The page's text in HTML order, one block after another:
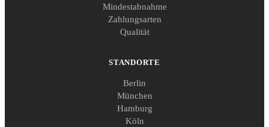
Mindestabnahme
Zahlungsarten
Qualität
STANDORTE
Berlin
München
Hamburg
Köln